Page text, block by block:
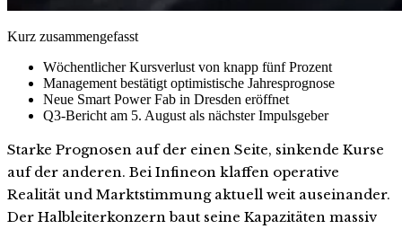
Kurz zusammengefasst
Wöchentlicher Kursverlust von knapp fünf Prozent
Management bestätigt optimistische Jahresprognose
Neue Smart Power Fab in Dresden eröffnet
Q3-Bericht am 5. August als nächster Impulsgeber
Starke Prognosen auf der einen Seite, sinkende Kurse
auf der anderen. Bei Infineon klaffen operative
Realität und Marktstimmung aktuell weit auseinander.
Der Halbleiterkonzern baut seine Kapazitäten massiv